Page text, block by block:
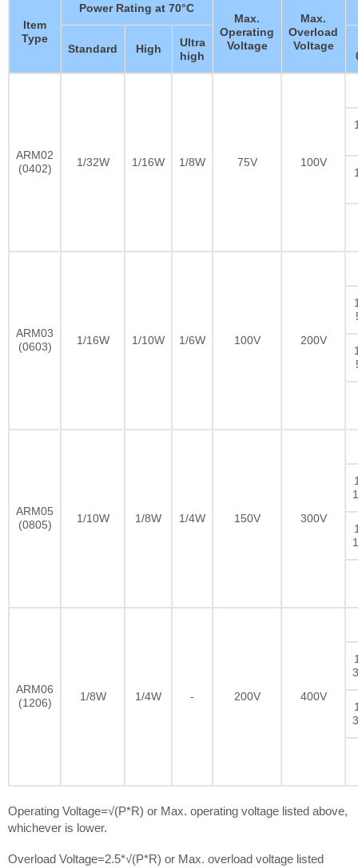
Item
Type
Power Rating at 70°C
Max.
Operating
Voltage
Max.
Overload
Voltage
Standard High
Ultra
high
ARM02
(0402)
1/32W 1/16W 1/8W 75V 100V
ARM03
(0603)
1/16W 1/10W 1/6W 100V 200V
ARM05
(0805)
1/10W 1/8W 1/4W 150V 300V
ARM06
(1206)
1/8W 1/4W - 200V 400V
Operating Voltage=√(P*R) or Max. operating voltage listed above,
whichever is lower.
Overload Voltage=2.5*√(P*R) or Max. overload voltage listed